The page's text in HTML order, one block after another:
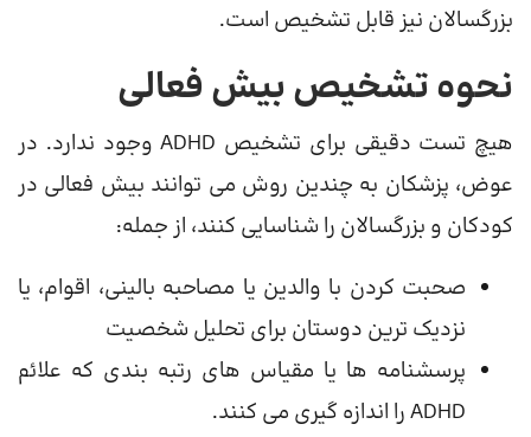
بزرگسالان نیز قابل تشخیص است.
نحوه تشخیص بیش فعالی
هیچ تست دقیقی برای تشخیص ADHD وجود ندارد. در
عوض، پزشکان به چندین روش می توانند بیش فعالی در
کودکان و بزرگسالان را شناسایی کنند، از جمله:
صحبت کردن با والدین یا مصاحبه بالینی، اقوام، یا
نزدیک ترین دوستان برای تحلیل شخصیت
پرسشنامه ها یا مقیاس های رتبه بندی که علائم
ADHD را اندازه گیری می کنند.